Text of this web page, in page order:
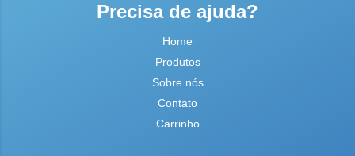
Precisa de ajuda?
Home
Produtos
Sobre nós
Contato
Carrinho